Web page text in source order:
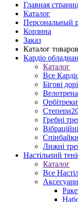
Главная
Каталог
Персональный
Корзина
Заказ
Каталог товаров
Кардіо
Каталог
Все
Бігові
Орбітреки
Степери
Гребні
Спінбайки
Лижні
Настільний
Каталог
Все